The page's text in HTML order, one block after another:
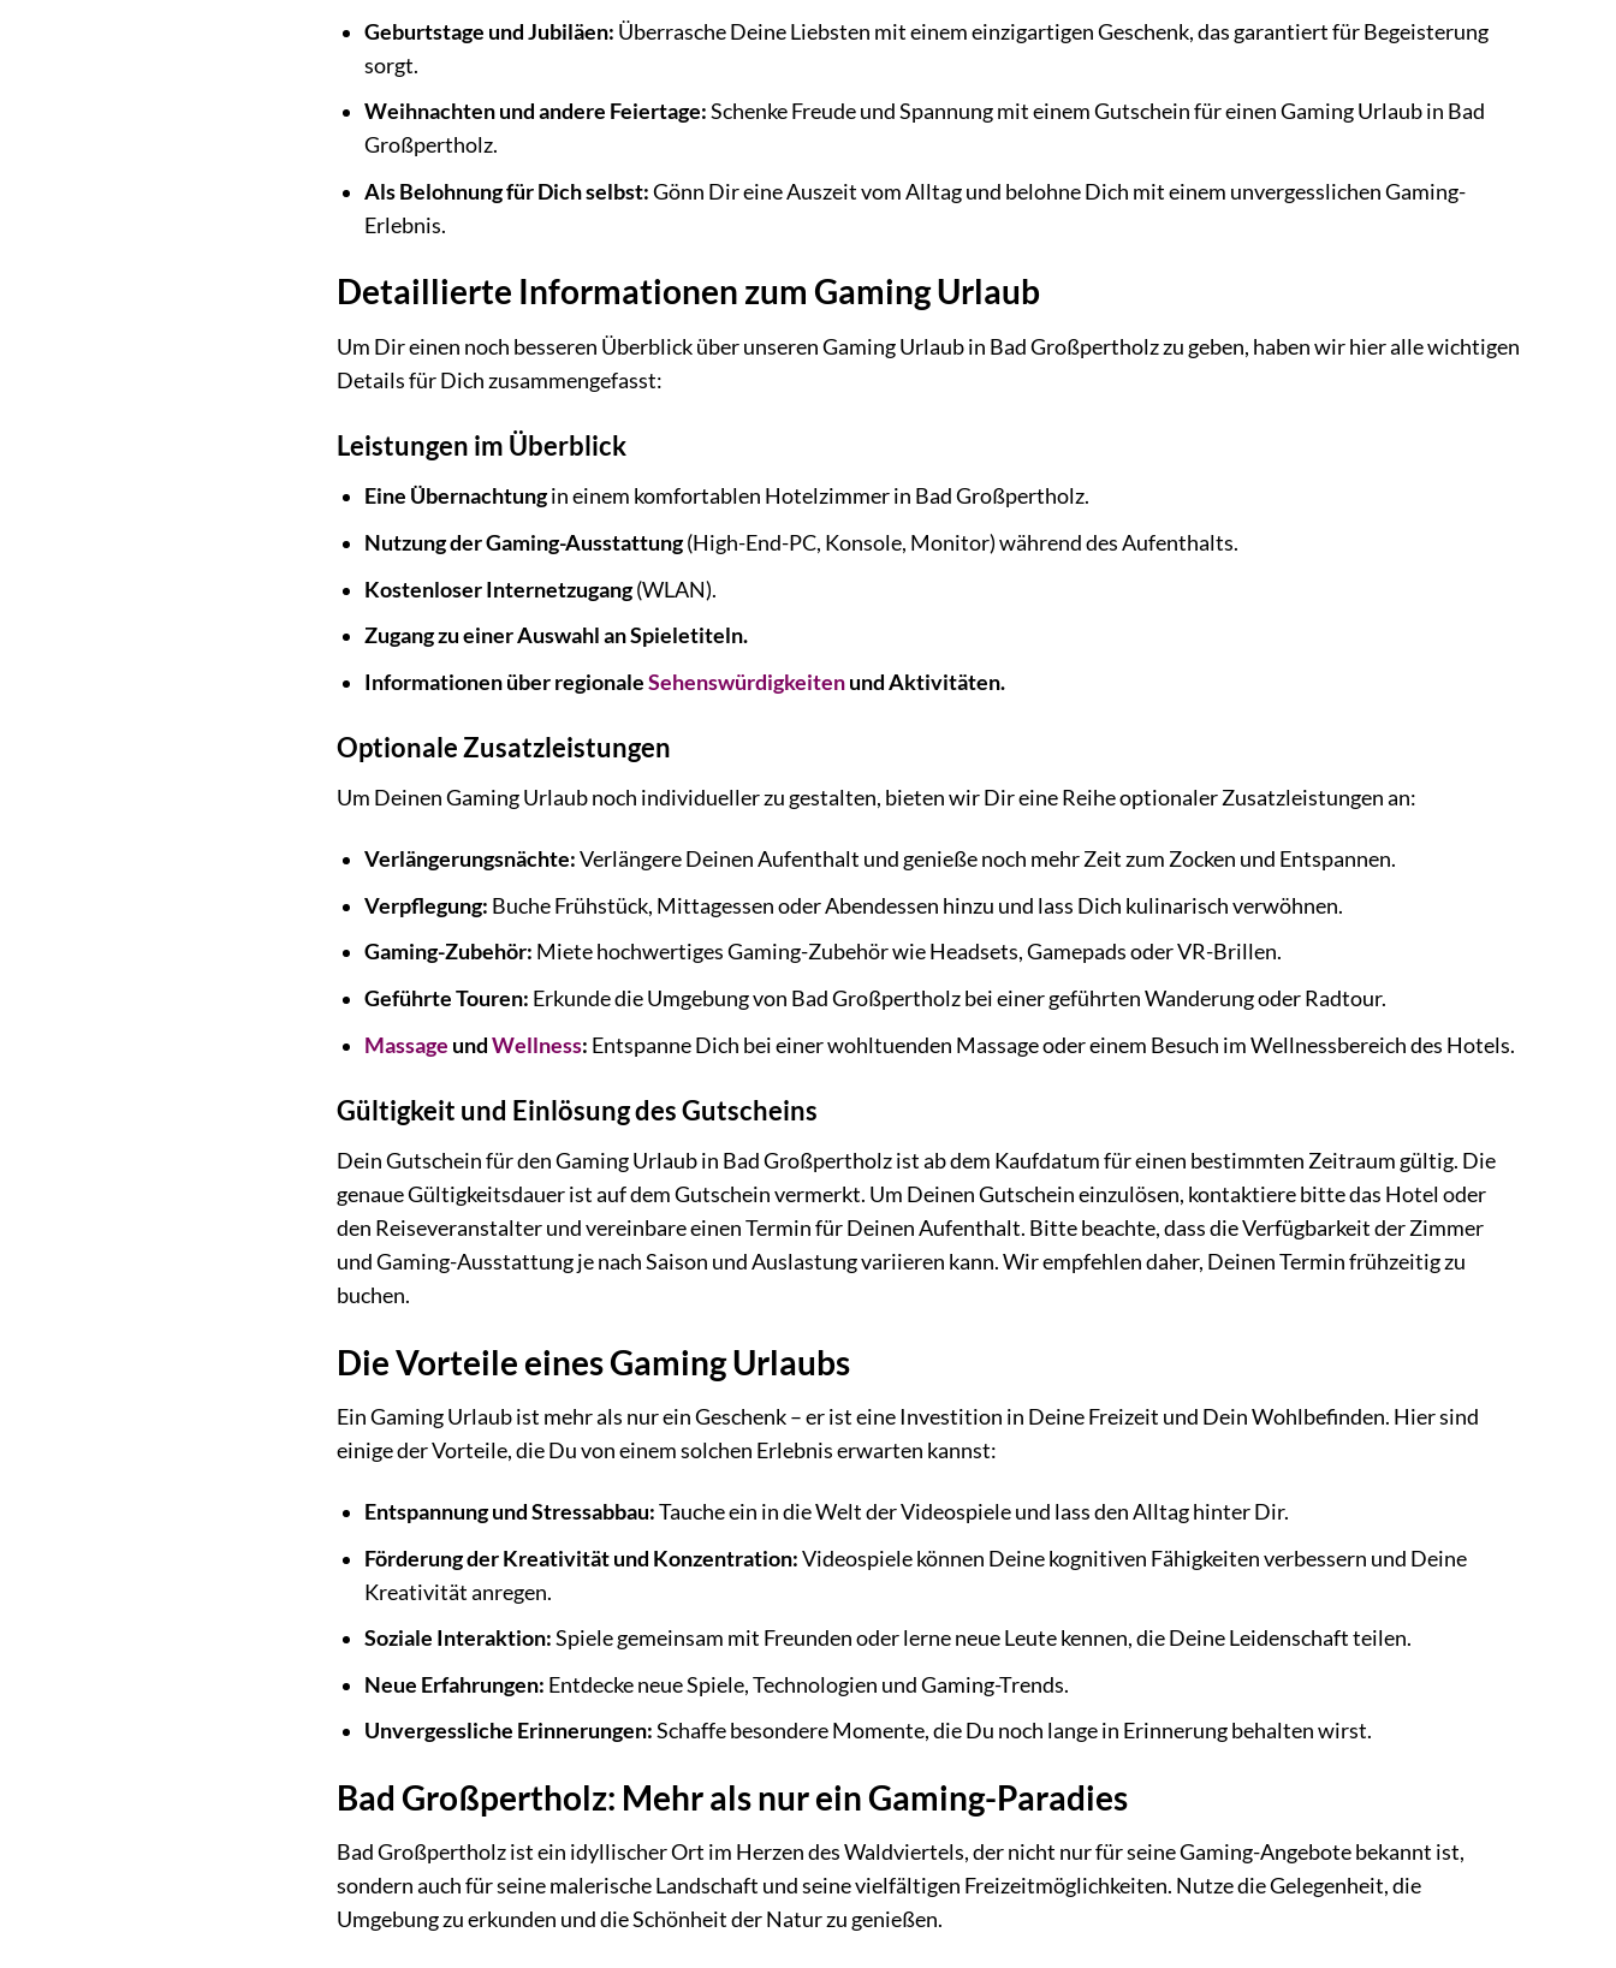
Geburtstage und Jubiläen: Überrasche Deine Liebsten mit einem einzigartigen Geschenk, das garantiert für Begeisterung
sorgt.
Weihnachten und andere Feiertage:Schenke Freude und Spannung mit einem Gutschein für einen Gaming Urlaub in Bad
Großpertholz.
Als Belohnung für Dich selbst:Gönn Dir eine Auszeit vom Alltag und belohne Dich mit einem unvergesslichen Gaming-
Erlebnis.
Detaillierte Informationen zum Gaming Urlaub
Um Dir einen noch besseren Überblick über unseren Gaming Urlaub in Bad Großpertholz zu geben, haben wir hier alle wichtigen
Details für Dich zusammengefasst:
Leistungen im Überblick
Eine Übernachtungin einem komfortablen Hotelzimmer in Bad Großpertholz.
Nutzung der Gaming-Ausstattung(High-End-PC, Konsole, Monitor) während des Aufenthalts.
Kostenloser Internetzugang(WLAN).
Zugang zu einer Auswahl an Spieletiteln.
Informationen über regionaleSehenswürdigkeitenund Aktivitäten.
Optionale Zusatzleistungen
Um Deinen Gaming Urlaub noch individueller zu gestalten, bieten wir Dir eine Reihe optionaler Zusatzleistungen an:
Verlängerungsnächte:Verlängere Deinen Aufenthalt und genieße noch mehr Zeit zum Zocken und Entspannen.
Verpflegung: Buche Frühstück, Mittagessen oder Abendessen hinzu und lass Dich kulinarisch verwöhnen.
Gaming-Zubehör: Miete hochwertiges Gaming-Zubehör wie Headsets, Gamepads oder VR-Brillen.
Geführte Touren: Erkunde die Umgebung von Bad Großpertholz bei einer geführten Wanderung oder Radtour.
Massage undWellness: Entspanne Dich bei einer wohltuenden Massage oder einem Besuch im Wellnessbereich des Hotels.
Gültigkeit und Einlösung des Gutscheins
Dein Gutschein für den Gaming Urlaub in Bad Großpertholz ist ab dem Kaufdatum für einen bestimmten Zeitraum gültig. Die
genaue Gültigkeitsdauer ist auf dem Gutschein vermerkt. Um Deinen Gutschein einzulösen, kontaktiere bitte das Hotel oder
den Reiseveranstalter und vereinbare einen Termin für Deinen Aufenthalt. Bitte beachte, dass die Verfügbarkeit der Zimmer
und Gaming-Ausstattung je nach Saison und Auslastung variieren kann. Wir empfehlen daher, Deinen Termin frühzeitig zu
buchen.
Die Vorteile eines Gaming Urlaubs
Ein Gaming Urlaub ist mehr als nur ein Geschenk – er ist eine Investition in Deine Freizeit und Dein Wohlbefinden. Hier sind
einige der Vorteile, die Du von einem solchen Erlebnis erwarten kannst:
Entspannung und Stressabbau:Tauche ein in die Welt der Videospiele und lass den Alltag hinter Dir.
Förderung der Kreativität und Konzentration:Videospiele können Deine kognitiven Fähigkeiten verbessern und Deine
Kreativität anregen.
Soziale Interaktion:Spiele gemeinsam mit Freunden oder lerne neue Leute kennen, die Deine Leidenschaft teilen.
Neue Erfahrungen: Entdecke neue Spiele, Technologien und Gaming-Trends.
Unvergessliche Erinnerungen:Schaffe besondere Momente, die Du noch lange in Erinnerung behalten wirst.
Bad Großpertholz: Mehr als nur ein Gaming-Paradies
Bad Großpertholz ist ein idyllischer Ort im Herzen des Waldviertels, der nicht nur für seine Gaming-Angebote bekannt ist,
sondern auch für seine malerische Landschaft und seine vielfältigen Freizeitmöglichkeiten. Nutze die Gelegenheit, die
Umgebung zu erkunden und die Schönheit der Natur zu genießen.